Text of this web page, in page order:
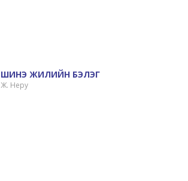
ШИНЭ ЖИЛИЙН БЭЛЭГ
Ж. Неру